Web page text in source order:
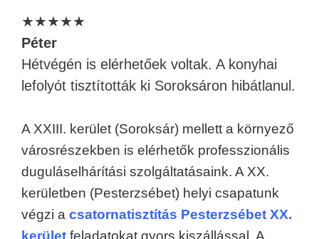
★★★★★
Péter
Hétvégén is elérhetőek voltak. A konyhai
lefolyót tisztították ki Soroksáron hibátlanul.
A XXIII. kerület (Soroksár) mellett a környező
városrészekben is elérhetők professzionális
duguláselhárítási szolgáltatásaink. A XX.
kerületben (Pesterzsébet) helyi csapatunk
végzi a csatornatisztítás Pesterzsébet XX.
kerület feladatokat gyors kiszállással. A